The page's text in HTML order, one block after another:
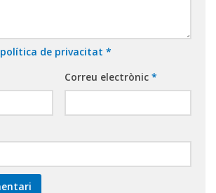
política de privacitat *
Correu electrònic *